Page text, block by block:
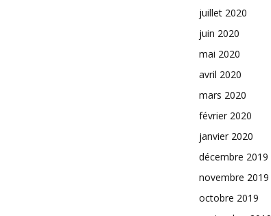
juillet 2020
juin 2020
mai 2020
avril 2020
mars 2020
février 2020
janvier 2020
décembre 2019
novembre 2019
octobre 2019